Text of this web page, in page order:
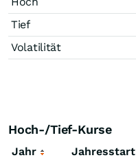
Tief
Volatilität
Hoch-/Tief-Kurse
Jahr Jahresstart